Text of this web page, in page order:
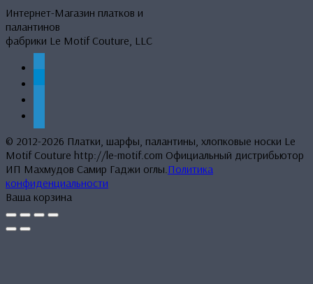
Интернет-Магазин платков и
палантинов
фабрики Le Motif Couture, LLC
© 2012-2026 Платки, шарфы, палантины, хлопковые носки Le
Motif Couture http://le-motif.com Официальный дистрибьютор
ИП Махмудов Самир Гаджи оглы. Политика
конфиденциальности
Ваша корзина